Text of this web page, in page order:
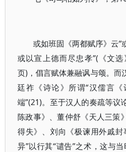
或如班固《两都赋序》云“
或以宣上德而尽忠孝”(《文
页)，倡言赋体兼融讽与颂。而
廷祚《诗论》所谓“汉儒言
端”(21)。至于汉人的奏疏等议
陈政事》、董仲舒《天人三策
得失》、刘向《极谏用外戚封
异”以行其“谴告”之术，这与